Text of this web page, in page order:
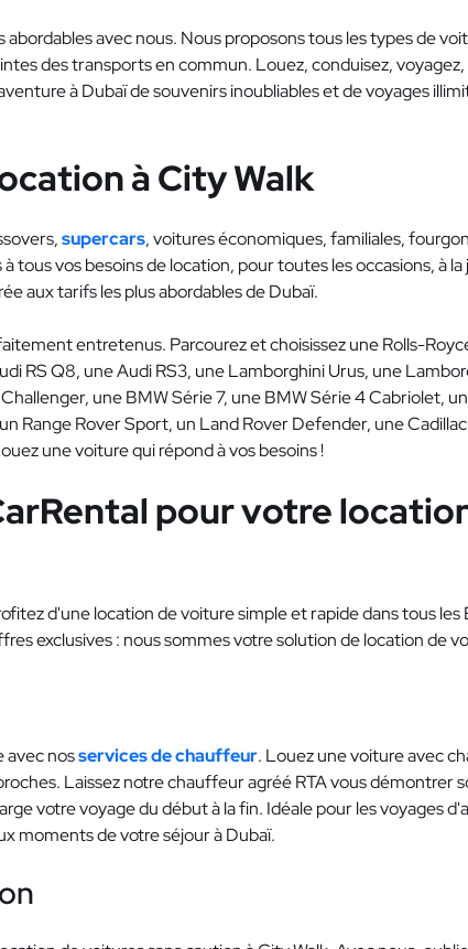
abordables avec nous. Nous proposons tous les types de
des transports en commun. Louez, conduisez,
à Dubaï de souvenirs inoubliables et de voyages
à City Walk
supercars, voitures économiques, familiales,
tous vos besoins de location, pour toutes les occasions, à
aux tarifs les plus abordables de Dubaï.
entretenus. Parcourez et choisissez une Rolls-
RS Q8, une Audi RS3, une Lamborghini Urus, une
une BMW Série 7, une BMW Série 4 Cabriolet,
Range Rover Sport, un Land Rover Defender, une
une voiture qui répond à vos besoins !
pour votre
d'une location de voiture simple et rapide dans tous
exclusives : nous sommes votre solution de location de
avec nosservices de chauffeur. Louez une voiture avec
Laissez notre chauffeur agréé RTA vous démontrer
votre voyage du début à la fin. Idéale pour les voyages
moments de votre séjour à Dubaï.